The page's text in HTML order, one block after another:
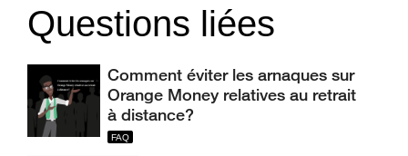
Questions liées
Comment éviter les arnaques sur
Orange Money relatives au retrait
à distance?